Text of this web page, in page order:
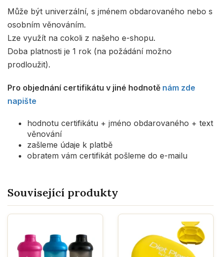
Může být univerzální, s jménem obdarovaného nebo s
osobním věnováním.
Lze využít na cokoli z našeho e-shopu.
Doba platnosti je 1 rok (na požádání možno
prodloužit).
Pro objednání certifikátu v jiné hodnotě nám zde
napište
hodnotu certifikátu + jméno obdarovaného + text
věnování
zašleme údaje k platbě
obratem vám certifikát pošleme do e-mailu
Související produkty